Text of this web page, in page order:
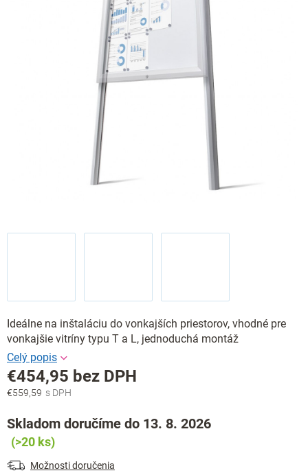
Ideálne na inštaláciu do vonkajších priestorov, vhodné pre
vonkajšie vitríny typu T a L, jednoduchá montáž
€559,59
€454,95 bez DPH
Jednotková
Skladom doručíme do 13. 8. 2026
(>20 ks)
Možnosti doručenia